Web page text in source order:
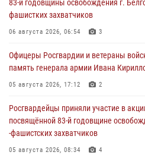
83-й годовщины освобождения г.
фашистких захватчиков
06 августа 2026, 06:54 3
Офицеры Росгвардии и ветераны
память генерала армии Ивана
05 августа 2026, 17:12 2
Росгвардейцы приняли участие в
посвящённой 83‑й годовщине
‑фашистских захватчиков
05 августа 2026, 08:34 4